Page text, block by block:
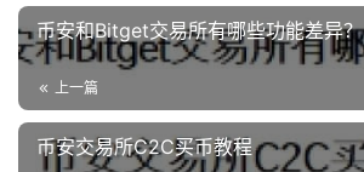
币安和Bitget交易所有哪些功能差异？
上一篇
币安交易所C2C买币教程